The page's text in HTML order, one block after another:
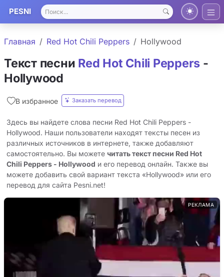
PESNI
Главная Red Hot Chili Peppers Hollywood
Текст песни Red Hot Chili Peppers -
Hollywood
В избранное Заказать перевод
Здесь вы найдете слова песни Red Hot Chili Peppers -
Hollywood. Наши пользователи находят тексты песен из
различных источников в интернете, также добавляют
самостоятельно. Вы можете читать текст песни Red Hot
Chili Peppers - Hollywood и его перевод онлайн. Также вы
можете добавить свой вариант текста «Hollywood» или его
перевод для сайта Pesni.net!
РЕКЛАМА